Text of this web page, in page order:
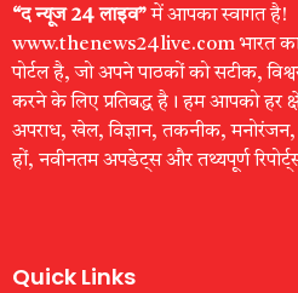
“द न्यूज 24 लाइव”में आपका स्वागत है!
www.thenews24live.com भारत का
पोर्टल है, जो अपने पाठकों को सटीक,
करने के लिए प्रतिबद्ध है। हम आपको हर
अपराध, खेल, विज्ञान, तकनीक, मनोरंजन,
हों, नवीनतम अपडेट्स और तथ्यपूर्ण
Quick Links